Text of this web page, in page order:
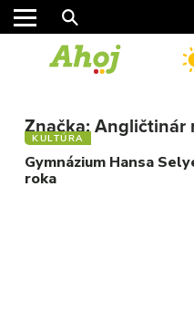
Značka:Angličtinár
KULTÚRA
Gymnázium Hansa
roka